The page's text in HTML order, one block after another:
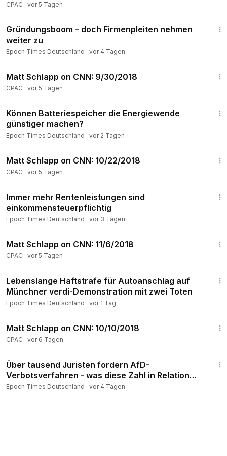
CPAC · vor 5 Tagen
Gründungsboom – doch Firmenpleiten nehmen
weiter zu
Epoch Times Deutschland · vor 4 Tagen
Matt Schlapp on CNN: 9/30/2018
CPAC · vor 5 Tagen
Können Batteriespeicher die Energiewende
günstiger machen?
Epoch Times Deutschland · vor 2 Tagen
Matt Schlapp on CNN: 10/22/2018
CPAC · vor 5 Tagen
Immer mehr Rentenleistungen sind
einkommensteuerpflichtig
Epoch Times Deutschland · vor 3 Tagen
Matt Schlapp on CNN: 11/6/2018
CPAC · vor 5 Tagen
Lebenslange Haftstrafe für Autoanschlag auf
Münchner verdi-Demonstration mit zwei Toten
Epoch Times Deutschland · vor 1 Tag
Matt Schlapp on CNN: 10/10/2018
CPAC · vor 6 Tagen
Über tausend Juristen fordern AfD-
Verbotsverfahren - was diese Zahl in Relation
bedeutet
Epoch Times Deutschland · vor 4 Tagen